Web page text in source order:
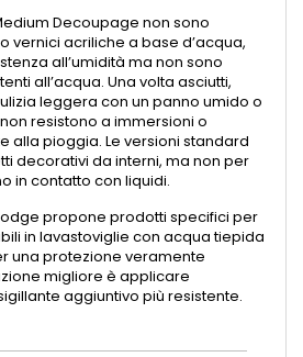
Decoupage non sono
vernici acriliche a base d’acqua,
all’umidità ma non sono
all’acqua. Una volta asciutti,
leggera con un panno umido o
resistono a immersioni o
alla pioggia. Le versioni standard
decorativi da interni, ma non per
in contatto con liquidi.
propone prodotti specifici per
in lavastoviglie con acqua tiepida
una protezione veramente
migliore è applicare
aggiuntivo più resistente.